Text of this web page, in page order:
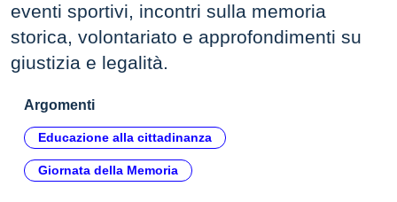
eventi sportivi, incontri sulla memoria
storica, volontariato e approfondimenti su
giustizia e legalità.
Argomenti
Educazione alla cittadinanza
Giornata della Memoria